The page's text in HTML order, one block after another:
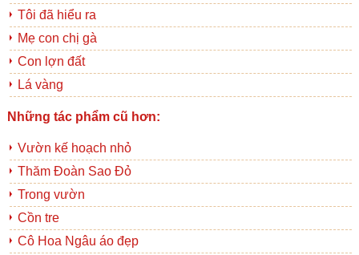
Tôi đã hiểu ra
Mẹ con chị gà
Con lợn đất
Lá vàng
Những tác phẩm cũ hơn:
Vườn kế hoạch nhỏ
Thăm Đoàn Sao Đỏ
Trong vườn
Cồn tre
Cô Hoa Ngâu áo đẹp